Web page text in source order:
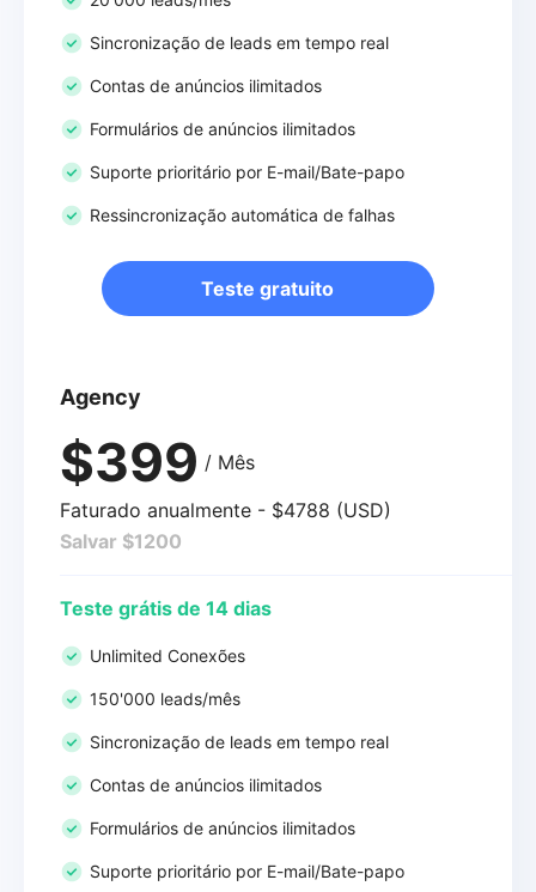
Sincronização de leads em tempo real
Contas de anúncios ilimitados
Formulários de anúncios ilimitados
Suporte prioritário por E-mail/Bate-papo
Ressincronização automática de falhas
Teste gratuito
Agency
$399 / Mês
Faturado anualmente - $4788 (USD)
Salvar $1200
Teste grátis de 14 dias
Unlimited Conexões
150'000 leads/mês
Sincronização de leads em tempo real
Contas de anúncios ilimitados
Formulários de anúncios ilimitados
Suporte prioritário por E-mail/Bate-papo